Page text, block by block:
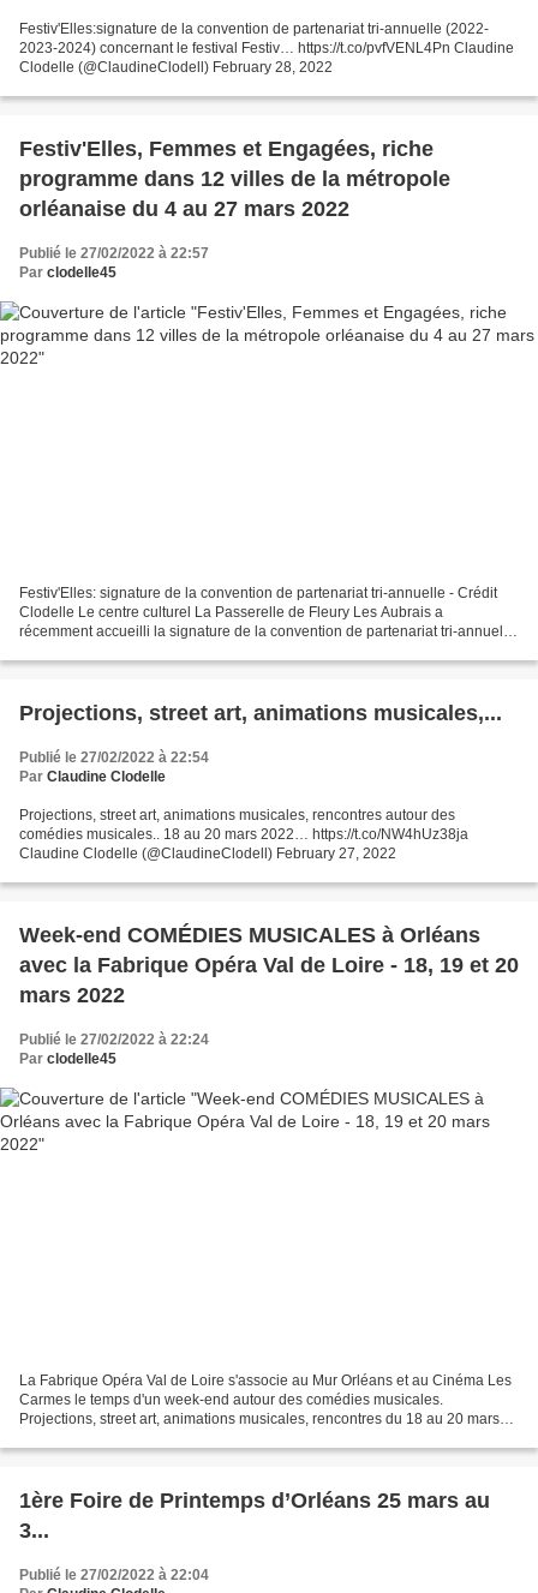
Festiv'Elles:signature de la convention de partenariat tri-annuelle (2022-
2023-2024) concernant le festival Festiv… https://t.co/pvfVENL4Pn Claudine
Clodelle (@ClaudineClodell) February 28, 2022
Festiv'Elles, Femmes et Engagées, riche
programme dans 12 villes de la métropole
orléanaise du 4 au 27 mars 2022
Publié le 27/02/2022 à 22:57
Par clodelle45
Festiv'Elles: signature de la convention de partenariat tri-annuelle - Crédit
Clodelle Le centre culturel La Passerelle de Fleury Les Aubrais a
récemment accueilli la signature de la convention de partenariat tri-annuelle
Projections, street art, animations musicales,...
Publié le 27/02/2022 à 22:54
Par Claudine Clodelle
Projections, street art, animations musicales, rencontres autour des
comédies musicales.. 18 au 20 mars 2022… https://t.co/NW4hUz38ja
Claudine Clodelle (@ClaudineClodell) February 27, 2022
Week-end COMÉDIES MUSICALES à Orléans
avec la Fabrique Opéra Val de Loire - 18, 19 et 20
mars 2022
Publié le 27/02/2022 à 22:24
Par clodelle45
La Fabrique Opéra Val de Loire s'associe au Mur Orléans et au Cinéma Les
Carmes le temps d'un week-end autour des comédies musicales.
Projections, street art, animations musicales, rencontres du 18 au 20 mars
1ère Foire de Printemps d’Orléans 25 mars au
3...
Publié le 27/02/2022 à 22:04